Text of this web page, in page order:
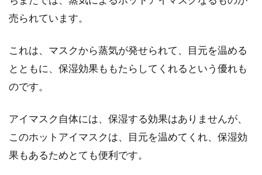
売られています。
これは、マスクから蒸気が発せられて、目元を温める
とともに、保湿効果ももたらしてくれるという優れも
のです。
アイマスク自体には、保湿する効果はありませんが、
このホットアイマスクは、目元を温めてくれ、保湿効
果もあるためとても便利です。